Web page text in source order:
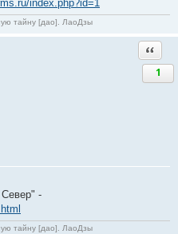
index.php?id=1
тайну [дао]. ЛаоДзы
1
Север" -
тайну [дао]. ЛаоДзы